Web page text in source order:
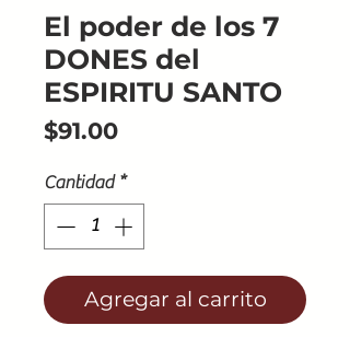
El poder de los 7
DONES del
ESPIRITU SANTO
$91.00Precio
Cantidad *
Agregar al carrito